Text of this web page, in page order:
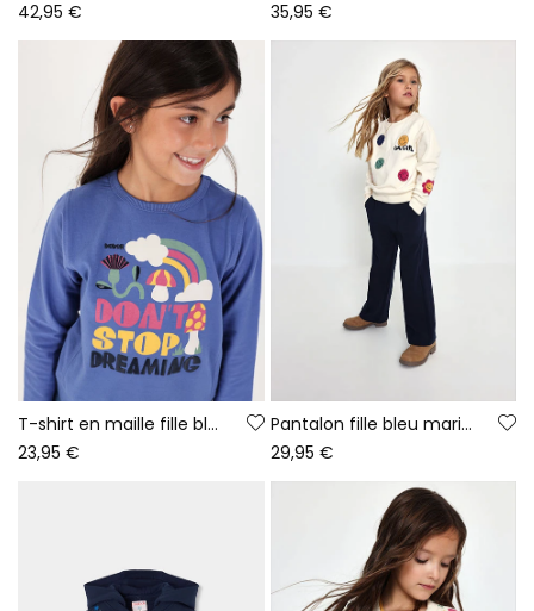
42,95 € 35,95 €
T-shirt en maille fille bleu imprimé arc-en-ciel
23,95 €
Pantalon fille bleu marine
29,95 €